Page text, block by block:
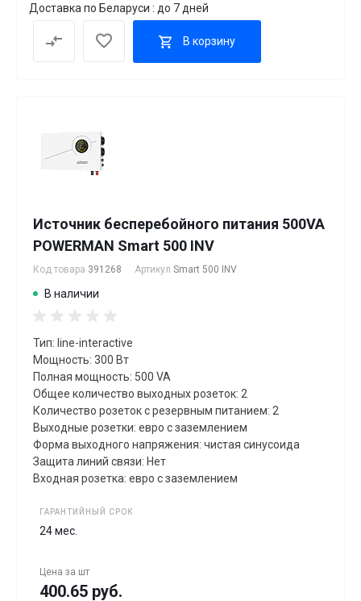
Доставка по Беларуси : до 7 дней
В корзину
Источник бесперебойного питания 500VA
POWERMAN Smart 500 INV
Код товара 391268 Артикул Smart 500 INV
В наличии
Тип: line-interactive
Мощность: 300 Вт
Полная мощность: 500 VA
Общее количество выходных розеток: 2
Количество розеток с резервным питанием: 2
Выходные розетки: евро с заземлением
Форма выходного напряжения: чистая синусоида
Защита линий связи: Нет
Входная розетка: евро с заземлением
ГАРАНТИЙНЫЙ СРОК
24 мес.
Цена за шт
400.65 руб.